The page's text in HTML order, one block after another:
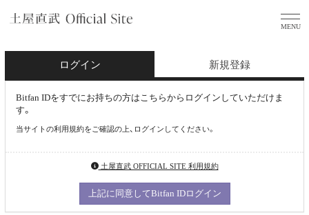
ログイン 新規登録
Bitfan IDをすでにお持ちの方はこちらからログインしていただけま
す。
当サイトの利用規約をご確認の上、ログインしてください。
土屋直武 OFFICIAL SITE 利用規約
上記に同意してBitfan IDログイン